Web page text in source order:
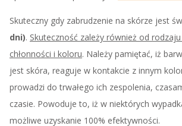
Skuteczny gdy zabrudzenie na skórze jest
dni). Skuteczność zależy również od
chłonności i koloru. Należy pamiętać, iż
jest skóra, reaguje w kontakcie z innym
prowadzi do trwałego ich zespolenia,
czasie. Powoduje to, iż w niektórych
możliwe uzyskanie 100% efektywności.